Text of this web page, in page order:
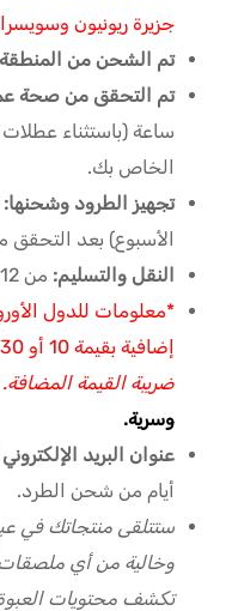
جزيرة ريونيون
تم الشحن من المنطقة
تم التحقق من صحة
ساعة (باستثناء عطلات
الخاص بك.
تجهيز الطرود وشحنها:
الأسبوع) بعد
النقل والتسليم: من 12 إلى 15 يومًا.
*معلومات للدول
إضافية بقيمة 10 أو 30 يورو.
ضريبة القيمة
وسرية.
عنوان البريد
أيام من شحن الطرد.
ستتلقى منتجاتك في
وخالية من أي